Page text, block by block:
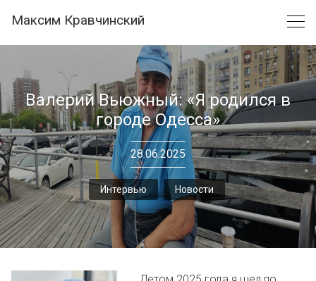
content
Максим Кравчинский
Валерий Вьюжный: «Я родился в
городе Одесса»
28.06.2025
Интервью Новости